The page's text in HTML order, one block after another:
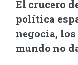
El crucero
política
negocia,
mundo no